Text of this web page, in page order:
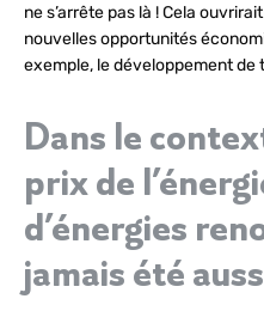
ne s’arrête pas là ! Cela
nouvelles opportunités
exemple, le développement de
Dans le
prix de
d’énergies
jamais été